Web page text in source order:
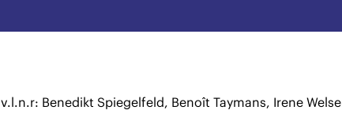
v.l.n.r: Benedikt Spiegelfeld, Benoît Taymans, Irene